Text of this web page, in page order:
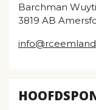
Barchman
3819 AB